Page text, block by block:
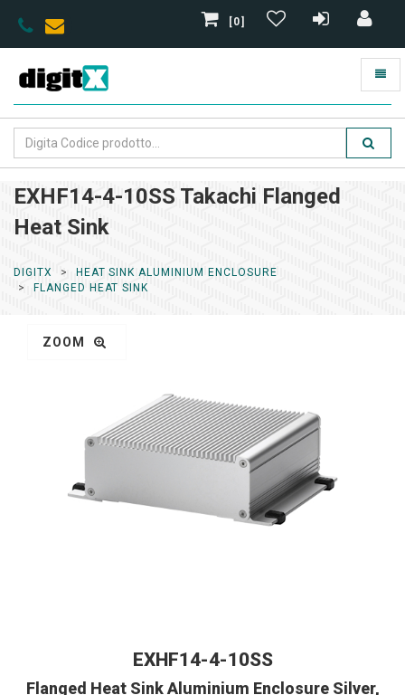
[0]
EXHF14-4-10SS Takachi Flanged
Heat Sink
DIGITX
HEAT SINK ALUMINIUM ENCLOSURE
FLANGED HEAT SINK
ZOOM
EXHF14-4-10SS
Flanged Heat Sink Aluminium Enclosure Silver,